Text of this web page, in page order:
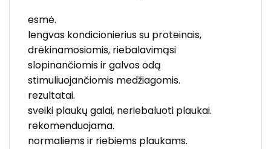
esmė.
lengvas kondicionierius su proteinais,
drėkinamosiomis, riebalavimąsi
slopinančiomis ir galvos odą
stimuliuojančiomis medžiagomis.
rezultatai.
sveiki plaukų galai, neriebaluoti plaukai.
rekomenduojama.
normaliems ir riebiems plaukams.